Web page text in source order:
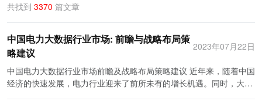
共找到 3370 篇文章
中国电力大数据行业市场: 前瞻与战略布局策
略建议
2023年07月22日
中国电力大数据行业市场前瞻及战略布局策略建议 近年来，随着中国
经济的快速发展，电力行业迎来了前所未有的增长机遇。同时，大数